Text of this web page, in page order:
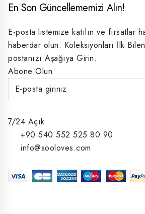
En Son Güncellememizi Alın!
E-posta listemize katılın ve fırsatlar
haberdar olun. Koleksiyonları İlk
postanızı Aşağıya Girin.
Abone Olun
7/24 Açık
+90 540 552 525 80 90
info@sooloves.com